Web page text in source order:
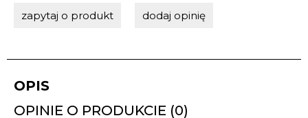
zapytaj o produkt dodaj opinię
OPIS
OPINIE O PRODUKCIE (0)